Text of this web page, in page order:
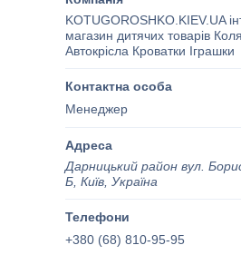
KOTUGOROSHKO.KIEV.UA
магазин дитячих товарів
Автокрісла Кроватки Іграшки
Менеджер
Дарницький район вул.
Б, Київ, Україна
+380 (68) 810-95-95